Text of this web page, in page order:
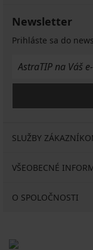
€
€
Newsletter
Prihláste sa do
SLUŽBY
VŠEOBECNÉ
O SPOLOČNOSTI